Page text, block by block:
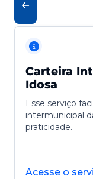
Carteira
Idosa
Esse serviço
intermunicipal
praticidade.
Acesse o